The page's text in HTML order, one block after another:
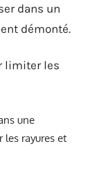
dans un
démonté.
limiter les
une
les rayures et